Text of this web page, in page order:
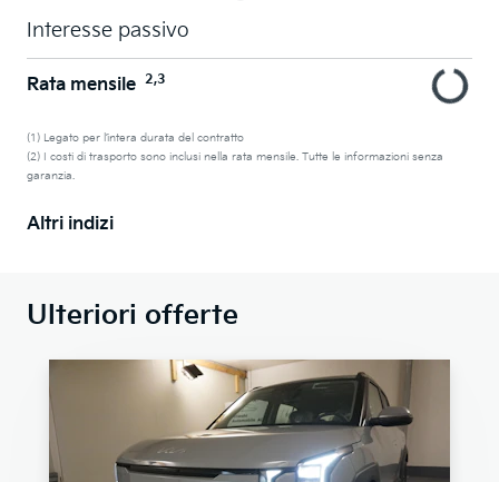
Interesse passivo
Rata mensile 2,3
(1) Legato per l’intera durata del contratto
(2) I costi di trasporto sono inclusi nella rata mensile. Tutte le informazioni senza
garanzia.
Altri indizi
Ulteriori offerte